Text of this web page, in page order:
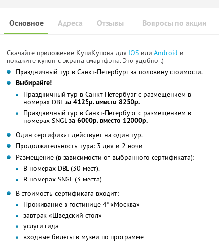
Основное Отзывы Вопросы по акции
Адреса
Скачайте приложение КупиКупона для IOS или Android и
покажите купон с экрана смартфона. Это удобно :)
Праздничный тур в Санкт-Петербург за половину стоимости.
Выбирайте!
Праздничный тур в Санкт-Петербург с размещением в
номерах DBLза 4125р. вместо 8250р.
Праздничный тур в Санкт-Петербург с размещением в
номерах SNGLза 6000р. вместо 12000р.
Один сертификат действует на один тур.
Продолжительность тура: 3 дня и 2 ночи
Размещение (в зависимости от выбранного сертификата):
В номерах DBL (30 мест).
В номерах SNGL (3 места).
В стоимость сертификата входит:
Проживание в гостинице 4* «Москва»
завтрак «Шведский стол»
услуги гида
входные билеты в музеи по программе